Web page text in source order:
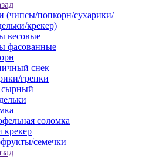
(чипсы/попкорн/сухарики/
крекер)
весовые
фасованные
снек
гренки
соломка
семечки